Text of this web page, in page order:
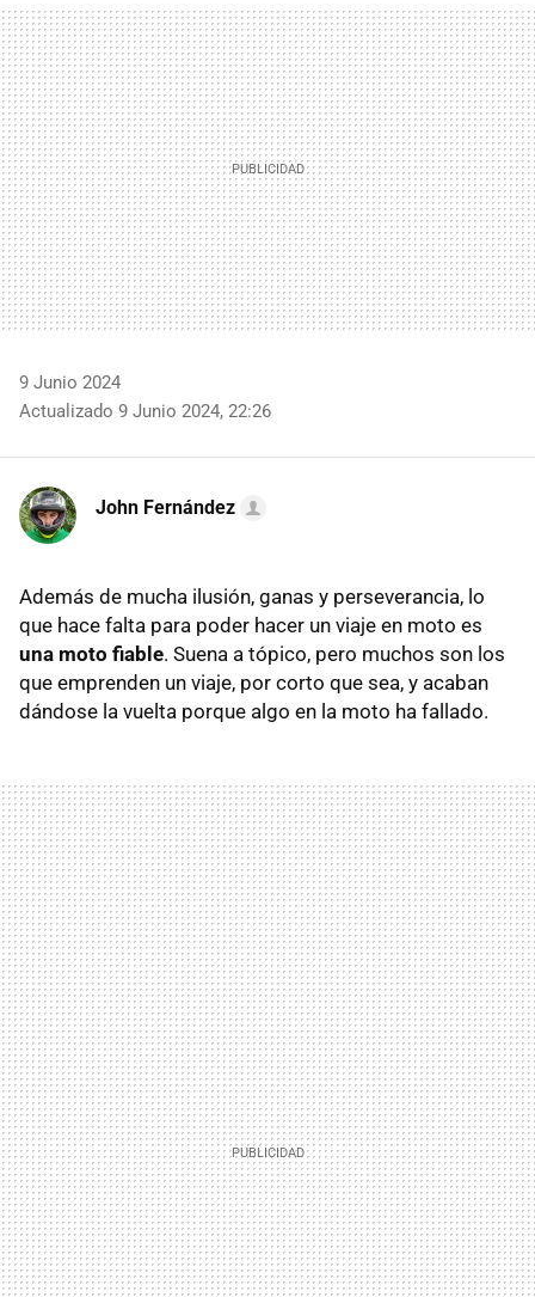
MAIL
9 Junio 2024
Actualizado 9 Junio 2024, 22:26
John Fernández
Además de mucha ilusión, ganas y perseverancia, lo
que hace falta para poder hacer un viaje en moto es
una moto fiable. Suena a tópico, pero muchos son los
que emprenden un viaje, por corto que sea, y acaban
dándose la vuelta porque algo en la moto ha fallado.